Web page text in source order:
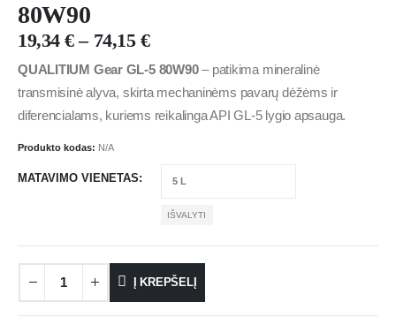
80W90
19,34€ – 74,15 €
QUALITIUM Gear GL-5 80W90– patikima mineralinė
transmisinė alyva, skirta mechaninėms pavarų dėžėms ir
diferencialams, kuriems reikalinga API GL-5 lygio apsauga.
Produkto kodas: N/A
MATAVIMO VIENETAS
IŠVALYTI
Į KREPŠELĮ